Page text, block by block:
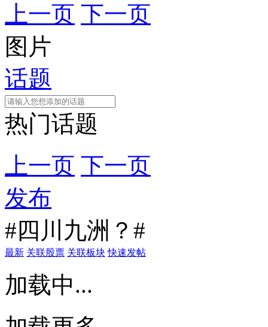
上一页 下一页
图片
话题
热门话题
上一页 下一页
发布
#四川九洲？#
最新 关联股票 关联板块 快速发帖
加载中...